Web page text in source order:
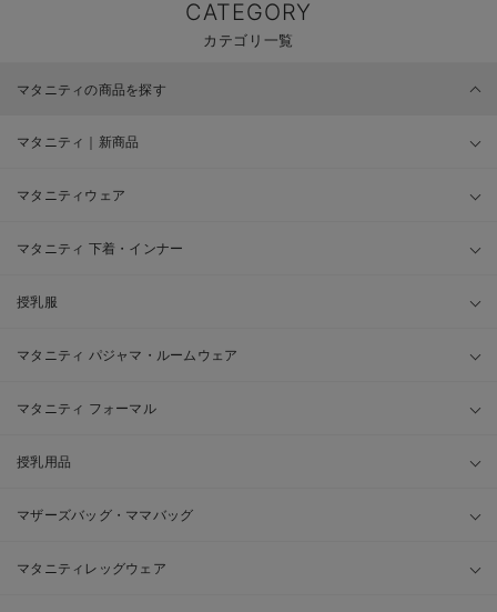
CATEGORY
カテゴリ一覧
マタニティの商品を探す
マタニティ｜新商品
マタニティウェア
マタニティ 下着・インナー
授乳服
マタニティ パジャマ・ルームウェア
マタニティ フォーマル
授乳用品
マザーズバッグ・ママバッグ
マタニティレッグウェア